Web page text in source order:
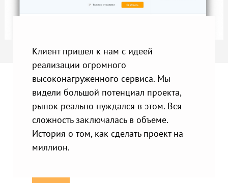
Клиент пришел к нам с идеей
реализации огромного
высоконагруженного сервиса. Мы
видели большой потенциал проекта,
рынок реально нуждался в этом. Вся
сложность заключалась в объеме.
История о том, как сделать проект на
миллион.